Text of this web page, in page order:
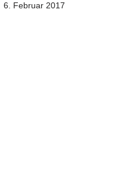
6. Februar 2017